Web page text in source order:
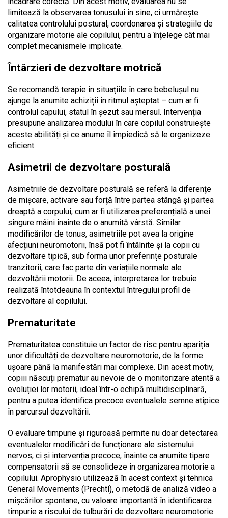
limitează la observarea tonusului în sine, ci urmărește
calitatea controlului postural, coordonarea și strategiile de
organizare motorie ale copilului, pentru a înțelege cât mai
complet mecanismele implicate.
Întârzieri de dezvoltare motrică
Se recomandă terapie în situațiile în care bebelușul nu
ajunge la anumite achiziții în ritmul așteptat – cum ar fi
controlul capului, statul în șezut sau mersul. Intervenția
presupune analizarea modului în care copilul construiește
aceste abilități și ce anume îl împiedică să le organizeze
eficient.
Asimetrii de dezvoltare posturală
Asimetriile de dezvoltare posturală se referă la diferențe
de mișcare, activare sau forță între partea stângă și partea
dreaptă a corpului, cum ar fi utilizarea preferențială a unei
singure mâini înainte de o anumită vârstă. Similar
modificărilor de tonus, asimetriile pot avea la origine
afecțiuni neuromotorii, însă pot fi întâlnite și la copii cu
dezvoltare tipică, sub forma unor preferințe posturale
tranzitorii, care fac parte din variațiile normale ale
dezvoltării motorii. De aceea, interpretarea lor trebuie
realizată întotdeauna în contextul întregului profil de
dezvoltare al copilului.
Prematuritate
Prematuritatea constituie un factor de risc pentru apariția
unor dificultăți de dezvoltare neuromotorie, de la forme
ușoare până la manifestări mai complexe. Din acest motiv,
copiii născuți prematur au nevoie de o monitorizare atentă a
evoluției lor motorii, ideal într-o echipă multidisciplinară,
pentru a putea identifica precoce eventualele semne atipice
în parcursul dezvoltării.
O evaluare timpurie și riguroasă permite nu doar detectarea
eventualelor modificări de funcționare ale sistemului
nervos, ci și intervenția precoce, înainte ca anumite tipare
compensatorii să se consolideze în organizarea motorie a
copilului. Aprophysio utilizează în acest context și tehnica
General Movements (Prechtl), o metodă de analiză video a
mișcărilor spontane, cu valoare importantă în identificarea
timpurie a riscului de tulburări de dezvoltare neuromotorie